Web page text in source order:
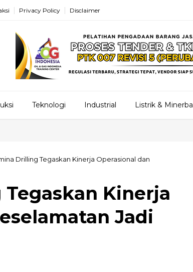
Privacy Policy Disclaimer
Teknologi Industrial Listrik & Minerba
Drilling Tegaskan Kinerja Operasional dan
Kinerja
Jadi